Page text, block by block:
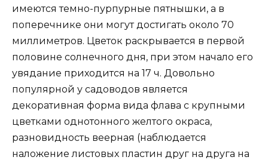
имеются темно-пурпурные пятнышки, а в
поперечнике они могут достигать около 70
миллиметров. Цветок раскрывается в первой
половине солнечного дня, при этом начало его
увядание приходится на 17 ч. Довольно
популярной у садоводов является
декоративная форма вида флава с крупными
цветками однотонного желтого окраса,
разновидность веерная (наблюдается
наложение листовых пластин друг на друга на